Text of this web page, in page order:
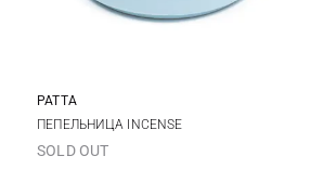
One Size
PATTA
ПЕПЕЛЬНИЦА INCENSE
SOLD OUT